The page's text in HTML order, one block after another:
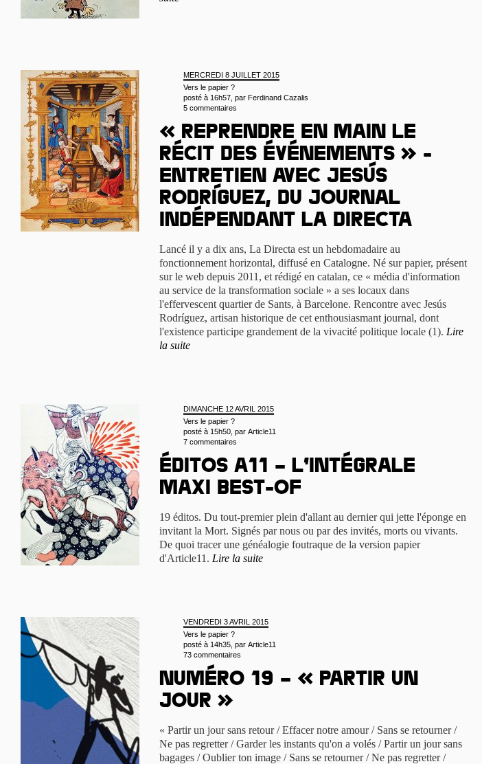
MERCREDI 8 JUILLET 2015
Vers le papier ?
posté à 16h57, par Ferdinand Cazalis
5 commentaires
« Reprendre en main le
récit des événements » -
Entretien avec Jesús
Rodríguez, du journal
indépendant La Directa
Lancé il y a dix ans, La Directa est un hebdomadaire au
fonctionnement horizontal, diffusé en Catalogne. Né sur papier, présent
sur le web depuis 2011, et rédigé en catalan, ce « média d'information
au service de la transformation sociale » a ses locaux dans
l'effervescent quartier de Sants, à Barcelone. Rencontre avec Jesús
Rodríguez, artisan historique de cet enthousiasmant journal, dont
l'existence participe grandement de la vivacité politique locale (1). Lire
la suite
DIMANCHE 12 AVRIL 2015
Vers le papier ?
posté à 15h50, par Article11
7 commentaires
Éditos A11 – l’intégrale
maxi best-of
19 éditos. Du tout-premier plein d'allant au dernier qui jette l'éponge en
invitant la Mort. Signés par nous ou par des invités, morts ou vivants.
De quoi tracer une généalogie foutraque de la version papier
d'Article11. Lire la suite
VENDREDI 3 AVRIL 2015
Vers le papier ?
posté à 14h35, par Article11
73 commentaires
Numéro 19 – « Partir un
jour »
« Partir un jour sans retour / Effacer notre amour / Sans se retourner /
Ne pas regretter / Garder les instants qu'on a volés / Partir un jour sans
bagages / Oublier ton image / Sans se retourner / Ne pas regretter /